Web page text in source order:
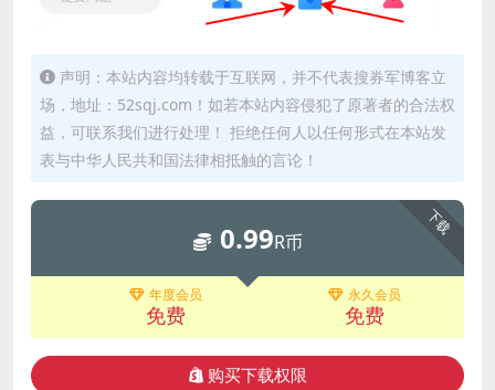
声明：本站内容均转载于互联网，并不代表搜券军博客立
场，地址：52sqj.com！如若本站内容侵犯了原著者的合法权
益，可联系我们进行处理！ 拒绝任何人以任何形式在本站发
表与中华人民共和国法律相抵触的言论！
下载
0.99R币
年度会员
免费
永久会员
免费
购买下载权限